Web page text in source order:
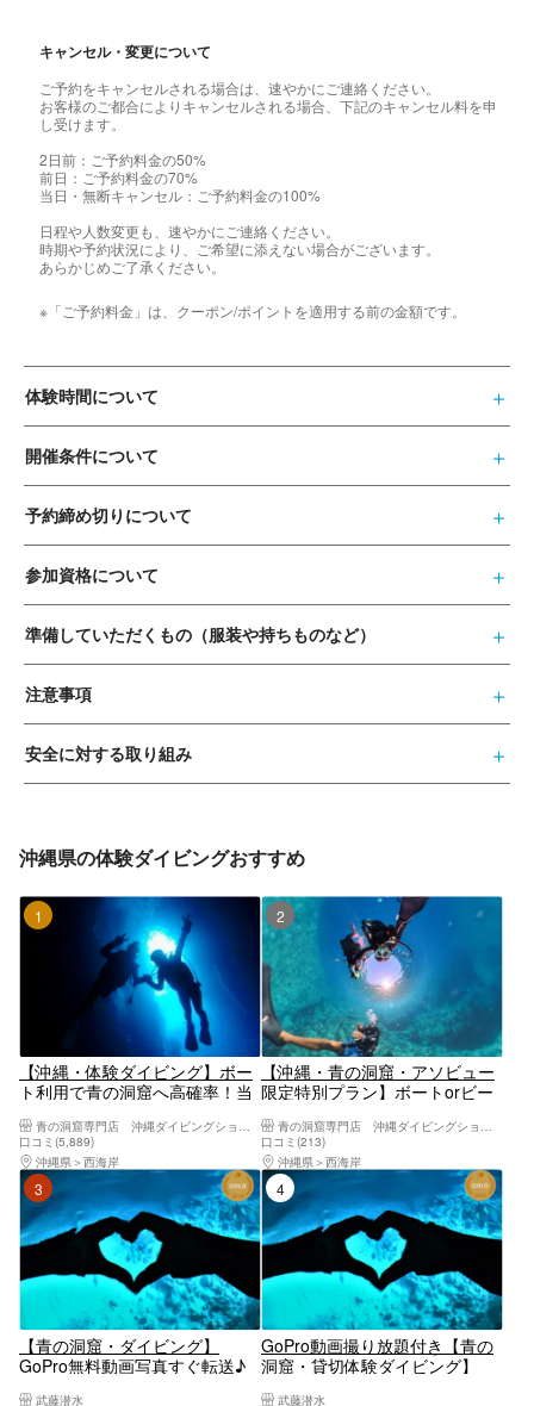
キャンセル・変更について
ご予約をキャンセルされる場合は、速やかにご連絡ください。
お客様のご都合によりキャンセルされる場合、下記のキャンセル料を申
し受けます。
2日前：ご予約料金の50%
前日：ご予約料金の70%
当日・無断キャンセル：ご予約料金の100%
日程や人数変更も、速やかにご連絡ください。
時期や予約状況により、ご希望に添えない場合がございます。
あらかじめご了承ください。
※「ご予約料金」は、クーポン/ポイントを適用する前の金額です。
体験時間について
開催条件について
予約締め切りについて
参加資格について
準備していただくもの（服装や持ちものなど）
注意事項
安全に対する取り組み
沖縄県の体験ダイビングおすすめ
【沖縄・体験ダイビング】ボー
ト利用で青の洞窟へ高確率！当
切初心者安心・GoPro撮影無料
｜恩納村／ダイソン・ReFaドラ
イヤー完備の快適施設｜手ぶら
でOK
青の洞窟専門店 沖縄ダイビングショップ和
口コミ(5,889)
沖縄県
西海岸
【沖縄・青の洞窟・アソビュー
限定特別プラン】ボートorビー
へプライベート体験ダイビン
グ！フルフェイスマスク選択無
料・insta360無料レンタル
青の洞窟専門店 沖縄ダイビングショップ和
口コミ(213)
沖縄県
西海岸
【青の洞窟・ダイビング】
GoPro無料動画写真すぐ転送♪
武藤潜水
4位
GoPro動画撮り放題付き【青の
洞窟・貸切体験ダイビング】
武藤潜水